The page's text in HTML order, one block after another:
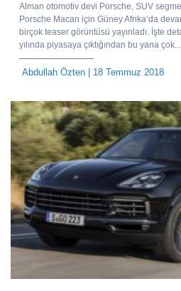
Alman otomotiv devi Porsche, SUV
Porsche Macan için Güney Afrika’da
birçok teaser görüntüsü yayınladı. İşte
yılında piyasaya çıktığından bu yana çok...
Abdullah Özten | 18 Temmuz 2018